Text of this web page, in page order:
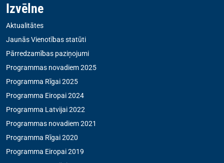
Izvēlne
Aktualitātes
Jaunās Vienotības statūti
Pārredzamības paziņojumi
Programmas novadiem 2025
Programma Rīgai 2025
Programma Eiropai 2024
Programma Latvijai 2022
Programmas novadiem 2021
Programma Rīgai 2020
Programma Eiropai 2019